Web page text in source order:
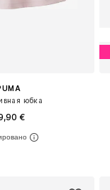
юбка
€
34, 36, 38, 40, 42